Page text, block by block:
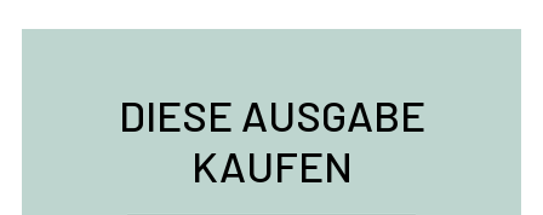
DIESE AUSGABE
KAUFEN